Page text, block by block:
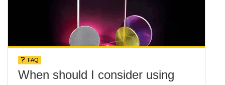
FAQ
When should I consider using